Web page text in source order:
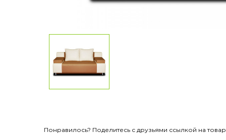
Понравилось? Поделитесь с друзьями ссылкой на